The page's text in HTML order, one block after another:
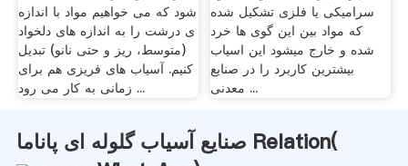
شود که می خواهیم مواد با اندازه
ی درشت را به اندازه های دلخواد
(متوسط، ریز و حتی نانو) تبدیل
کنیم. آسیاب های فریزی هم برای
زمانی به کار می رود ...
سرامیکی یا فلزی تشکیل شده
که مواد بین این گوی ها خرد
شده و خارج میشود این اسیاب
بیشترین کاربرد را در صنایع
معدنی ...
صنایع آسیاب گلوله ای پاناما Relation(